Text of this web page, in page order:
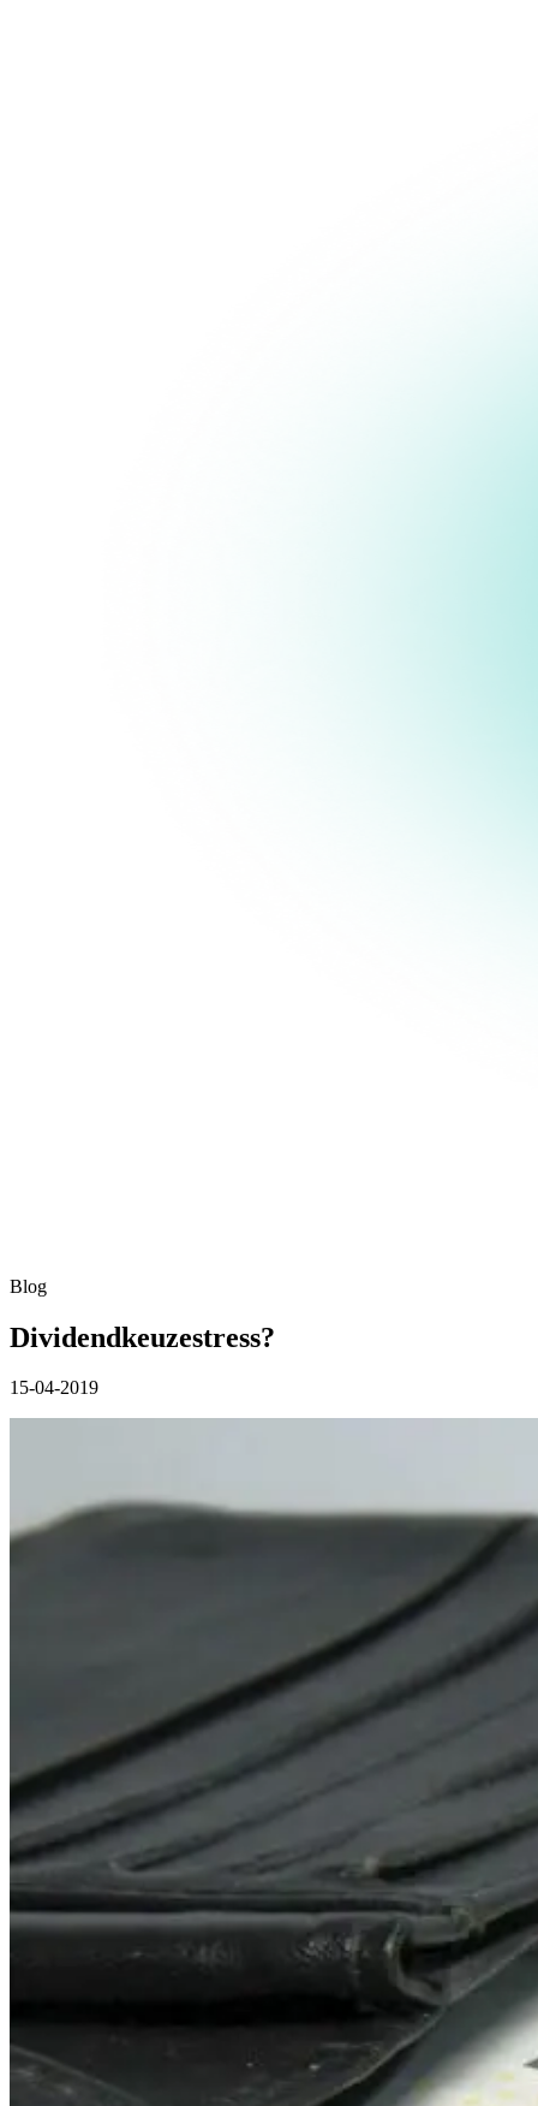
Blog
Dividendkeuzestress?
15-04-2019